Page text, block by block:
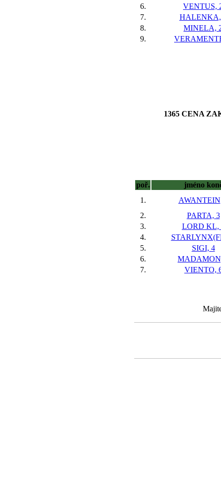
6.
VENTUS,
7.
8.
MINELA,
9.
1365 CENA
poř.
jméno
1.
2.
PARTA, 3
3.
LORD KL,
4.
5.
SIGI, 4
6.
7.
VIENTO,